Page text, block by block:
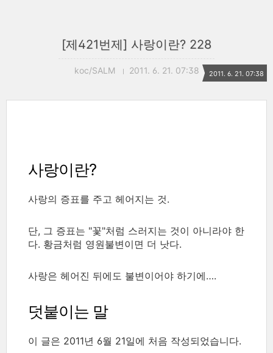
[제421번제] 사랑이란? 228
koc/SALM 2011. 6. 21. 07:38 2011. 6. 21. 07:38
사랑이란?
사랑의 증표를 주고 헤어지는 것.
단, 그 증표는 "꽃"처럼 스러지는 것이 아니라야 한
다. 황금처럼 영원불변이면 더 낫다.
사랑은 헤어진 뒤에도 불변이어야 하기에….
덧붙이는 말
이 글은 2011년 6월 21일에 처음 작성되었습니다.